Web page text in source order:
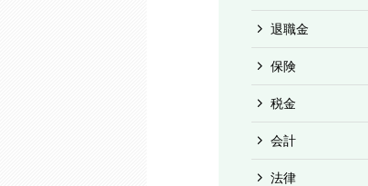
退職金
保険
税金
会計
法律